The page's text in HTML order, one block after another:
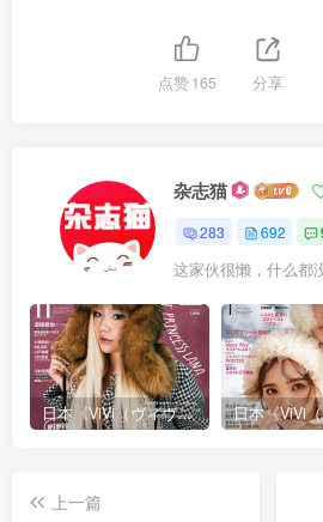
点赞165 分享
杂志猫
283 692
这家伙很懒，什么都
日本《ViVi（ヴィヴィ）》女性流行时尚杂志 PDF电子版【2025年·全年订阅】
上一篇